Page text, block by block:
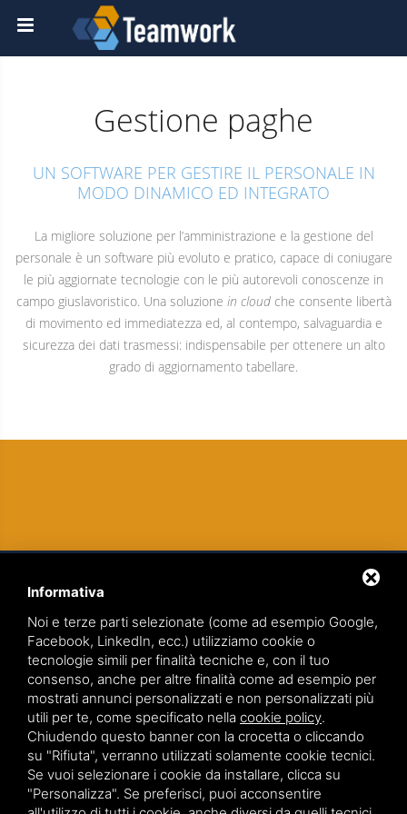
Gestione paghe
UN SOFTWARE PER GESTIRE IL PERSONALE IN
MODO DINAMICO ED INTEGRATO
La migliore soluzione per l’amministrazione e la gestione del
personale è un software più evoluto e pratico, capace di coniugare
le più aggiornate tecnologie con le più autorevoli conoscenze in
campo giuslavoristico. Una soluzione in cloudche consente libertà
di movimento ed immediatezza ed, al contempo, salvaguardia e
sicurezza dei dati trasmessi: indispensabile per ottenere un alto
grado di aggiornamento tabellare.
TEAMWORK S.R.L. | VIA CANOBIO, 10 - 28100 NOVARA
TEL.0321 391066– FAX 0321 399869
P.IVA. 01836570034
VIA GIOVANNI BATTISTA PIRELLI 9 - 20124 MILANO
TEL.02 36539310
Informativa
Noi e terze parti selezionate (come ad esempio Google,
Facebook, LinkedIn, ecc.) utilizziamo cookie o
tecnologie simili per finalità tecniche e, con il tuo
consenso, anche per altre finalità come ad esempio per
mostrati annunci personalizzati e non personalizzati più
utili per te, come specificato nella cookie policy.
Chiudendo questo banner con la crocetta o cliccando
su "Rifiuta", verranno utilizzati solamente cookie tecnici.
Se vuoi selezionare i cookie da installare, clicca su
"Personalizza". Se preferisci, puoi acconsentire